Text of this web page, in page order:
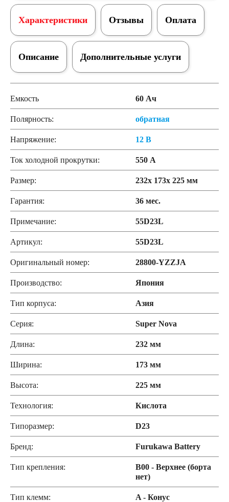
Характеристики
Дополнительные услуги
Отзывы Оплата
Описание
Емкость 60 Ач
Полярность: обратная
Напряжение: 12 В
Ток холодной прокрутки: 550 А
Размер: 232x 173x 225 мм
Гарантия: 36 мес.
Примечание: 55D23L
Артикул: 55D23L
Оригинальный номер: 28800-YZZJA
Производство: Япония
Тип корпуса: Азия
Серия: Super Nova
Длина: 232 мм
Ширина: 173 мм
Высота: 225 мм
Технология: Кислота
Типоразмер: D23
Бренд: Furukawa Battery
Тип крепления:
B00 - Верхнее (борта
нет)
Тип клемм: A - Конус